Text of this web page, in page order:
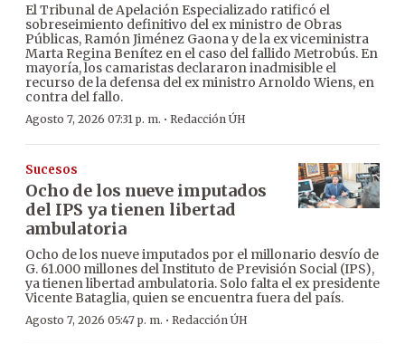
El Tribunal de Apelación Especializado ratificó el
sobreseimiento definitivo del ex ministro de Obras
Públicas, Ramón Jiménez Gaona y de la ex viceministra
Marta Regina Benítez en el caso del fallido Metrobús. En
mayoría, los camaristas declararon inadmisible el
recurso de la defensa del ex ministro Arnoldo Wiens, en
contra del fallo.
Agosto 7, 2026 07:31 p. m. · Redacción ÚH
Sucesos
Ocho de los nueve imputados
del IPS ya tienen libertad
ambulatoria
Ocho de los nueve imputados por el millonario desvío de
G. 61.000 millones del Instituto de Previsión Social (IPS),
ya tienen libertad ambulatoria. Solo falta el ex presidente
Vicente Bataglia, quien se encuentra fuera del país.
Agosto 7, 2026 05:47 p. m. · Redacción ÚH